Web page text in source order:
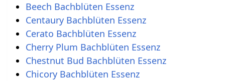
Beech Bachblüten Essenz
Centaury Bachblüten Essenz
Cerato Bachblüten Essenz
Cherry Plum Bachblüten Essenz
Chestnut Bud Bachblüten Essenz
Chicory Bachblüten Essenz